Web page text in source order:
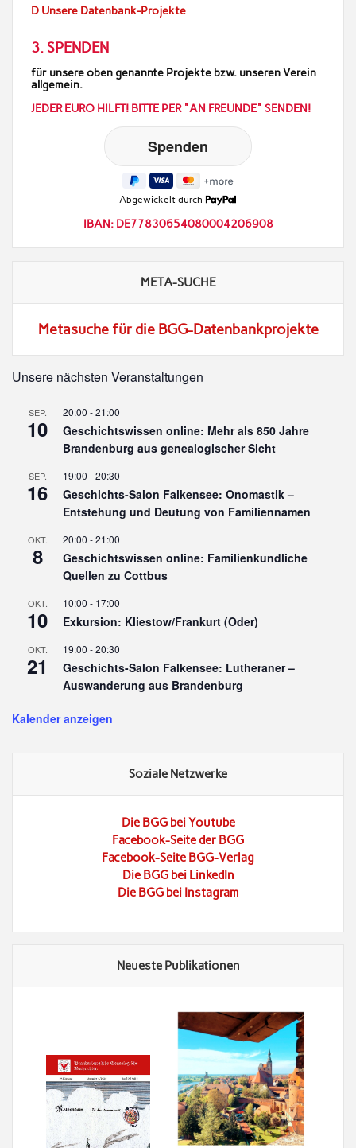
D Unsere Datenbank-Projekte
3. SPENDEN
für unsere oben genannte Projekte bzw. unseren Verein
allgemein.
JEDER EURO HILFT! BITTE PER "AN FREUNDE" SENDEN!
Abgewickelt durch
IBAN: DE77830654080004206908
META-SUCHE
Metasuche für die BGG-Datenbankprojekte
Unsere nächsten Veranstaltungen
SEP.
10
20:00 -21:00
Geschichtswissen online: Mehr als 850 Jahre
Brandenburg aus genealogischer Sicht
SEP.
16
19:00 -20:30
Geschichts-Salon Falkensee: Onomastik –
Entstehung und Deutung von Familiennamen
OKT.
8
20:00 -21:00
Geschichtswissen online: Familienkundliche
Quellen zu Cottbus
OKT.
10
10:00 - 17:00
Exkursion: Kliestow/Frankurt (Oder)
OKT.
21
19:00 -20:30
Geschichts-Salon Falkensee: Lutheraner –
Auswanderung aus Brandenburg
Kalender anzeigen
Soziale Netzwerke
Die BGG bei Youtube
Facebook-Seite der BGG
Facebook-Seite BGG-Verlag
Die BGG bei LinkedIn
Die BGG bei Instagram
Neueste Publikationen